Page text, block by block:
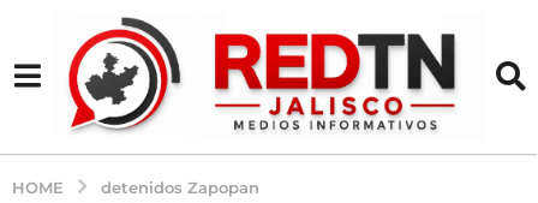
HOME detenidos Zapopan